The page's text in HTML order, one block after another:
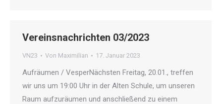
Vereinsnachrichten 03/2023
VN23 Von Maximilian 17. Januar 2023
Aufräumen / VesperNächsten Freitag, 20.01., treffen
wir uns um 19:00 Uhr in der Alten Schule, um unseren
Raum aufzuräumen und anschließend zu einem